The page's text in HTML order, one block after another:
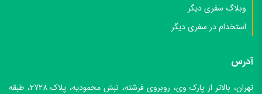
وبلاگ سفری دیگر
استخدام در سفری دیگر
آدرس
تهران، بالاتر از پارک وی، روبروی فرشته، نبش محمودیه، پلاک 2728، طبقه